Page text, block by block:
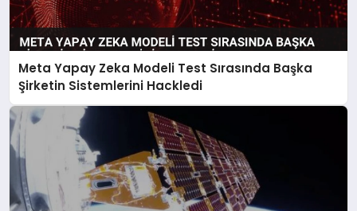
Meta Yapay Zeka Modeli Test Sırasında Başka
Şirketin Sistemlerini Hackledi